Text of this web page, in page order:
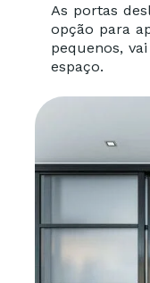
As portas
opção para
pequenos,
espaço.